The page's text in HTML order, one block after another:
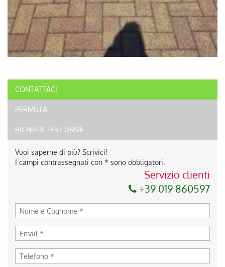
CONTATTACI
PERMUTA
RICHIEDI TEST DRIVE
Vuoi saperne di più? Scrivici!
I campi contrassegnati con * sono obbligatori.
Servizio clienti
+39 019 860597